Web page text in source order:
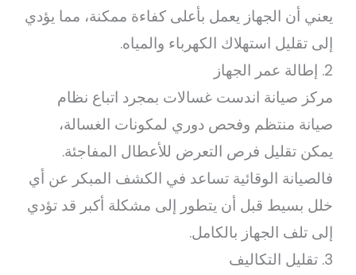
يعني أن الجهاز يعمل بأعلى كفاءة ممكنة، مما يؤدي
إلى تقليل استهلاك الكهرباء والمياه.
2. إطالة عمر الجهاز
مركز صيانة اندست غسالات بمجرد اتباع نظام
صيانة منتظم وفحص دوري لمكونات الغسالة،
يمكن تقليل فرص التعرض للأعطال المفاجئة.
فالصيانة الوقائية تساعد في الكشف المبكر عن أي
خلل بسيط قبل أن يتطور إلى مشكلة أكبر قد تؤدي
إلى تلف الجهاز بالكامل.
3. تقليل التكاليف